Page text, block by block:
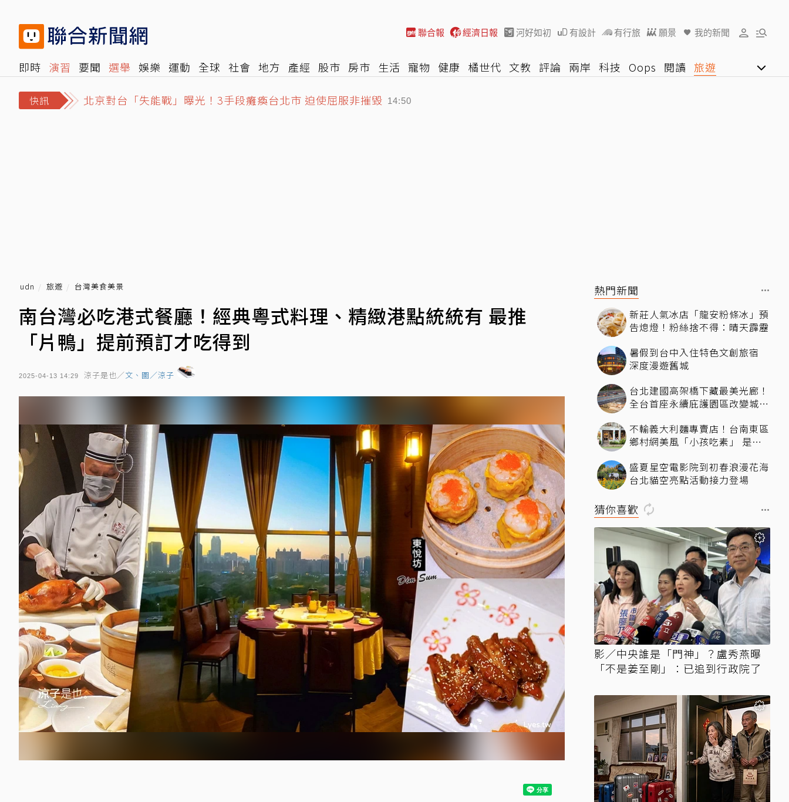
聯合報 經濟日報 河好如初 有設計 有行旅 願景 我的新聞
即時 演習 要聞 選舉 娛樂 運動 全球 社會 地方 產經 股市 房市 生活 寵物 健康 橘世代 文教 評論 兩岸 科技 Oops 閱讀 旅遊
快訊 北京對台「失能戰」曝光！3手段癱瘓台北市 迫使屈服非摧毀 14:50
udn 旅遊 台灣美食美景
南台灣必吃港式餐廳！經典粵式料理、精緻港點統統有 最推
「片鴨」提前預訂才吃得到
2025-04-13 14:29 涼子是也／文、圖／涼子
熱門新聞
新莊人氣冰店「龍安粉條冰」預
告熄燈！粉絲捨不得：晴天霹靂
暑假到台中入住特色文創旅宿
深度漫遊舊城
台北建國高架橋下藏最美光廊！
全台首座永續庇護園區改變城市
不輸義大利麵專賣店！台南東區
鄉村網美風「小孩吃素」 是一
盛夏星空電影院到初春浪漫花海
台北貓空亮點活動接力登場
猜你喜歡
影／中央誰是「門神」？盧秀燕曝
「不是姜至剛」：已追到行政院了